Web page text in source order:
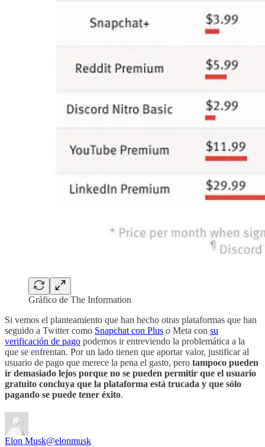
Gráfico de The Information
Si vemos el planteamiento que han hecho otras plataformas que han
seguido a Twitter como Snapchat con Plus o Meta con su
verificación de pago podemos ir entreviendo la problemática a la
que se enfrentan. Por un lado tienen que aportar valor, justificar al
usuario de pago que merece la pena el gasto, pero tampoco pueden
ir demasiado lejos porque no se pueden permitir que el usuario
gratuito concluya que la plataforma está trucada y que sólo
pagando se puede tener éxito.
Elon Musk@elonmusk